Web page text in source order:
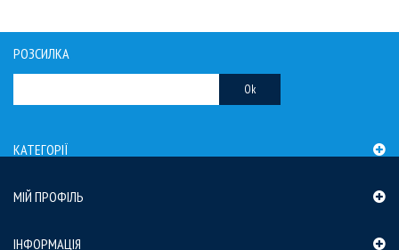
РОЗСИЛКА
Ok
КАТЕГОРІЇ
МІЙ ПРОФІЛЬ
ІНФОРМАЦІЯ